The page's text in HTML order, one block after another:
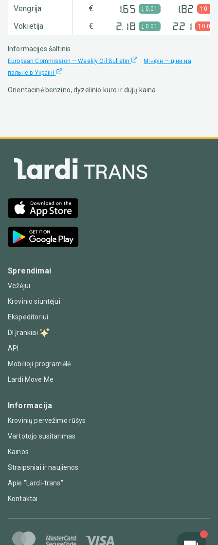
Vengrija € 1.65 0.01 1.82 0.1
Vokietija € 2.18 0.01 2.21 0.02
Informacijos šaltinis
European Commission — Weekly Oil Bulletin
Мінфін — ціни на
пальне в Україні
Orientacinė benzino, dyzelinio kuro ir dujų kaina
Sprendimai
Vežėjui
Krovinio siuntėjui
Ekspeditoriui
DI įrankiai
API
Mobilioji programėlė
Lardi Move Me
Informacija
Krovinių pervežimo rūšys
Vartotojo susitarimas
Kainos
Straipsniai ir naujienos
Apie "Lardi-trans"
Kontaktai